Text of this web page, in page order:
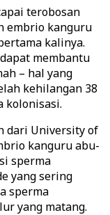
terobosan
embrio kanguru
kalinya.
membantu
– hal yang
kehilangan 38
kolonisasi.
dari University of
kanguru abu-
sperma
yang sering
sperma
yang matang.